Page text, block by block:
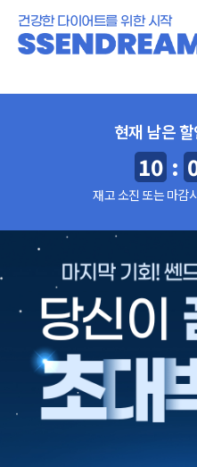
건강한 다이어트를 위한 시작
현재 남은
10 :
재고 소진 또는 마감